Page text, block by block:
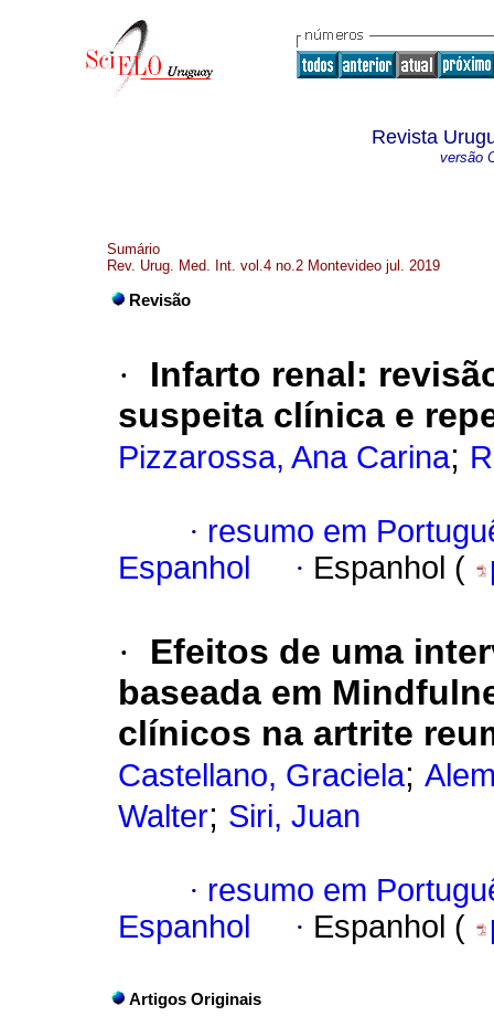
Revista
versão
Sumário
Rev. Urug. Med. Int. vol.4 no.2 Montevideo jul. 2019
Revisão
·
Infarto renal:
suspeita clínica e
Pizzarossa, Ana Carina;
· resumo em
Espanhol
· Espanhol (
·
Efeitos de uma
baseada em
clínicos na artrite
Castellano, Graciela;
Walter; Siri, Juan
· resumo em
Espanhol
· Espanhol (
Artigos Originais